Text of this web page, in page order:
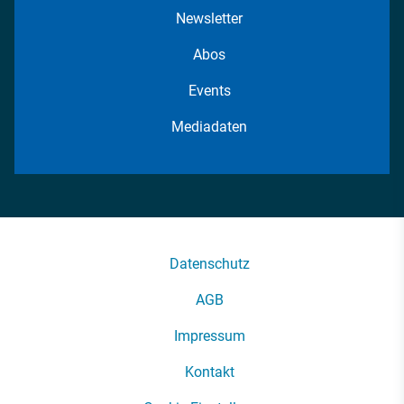
Newsletter
Abos
Events
Mediadaten
Datenschutz
AGB
Impressum
Kontakt